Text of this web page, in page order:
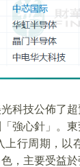
科技公佈了
強心針」。
上行周期，以
，主要受益